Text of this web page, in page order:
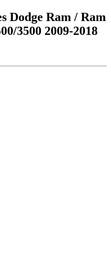
Dodge Ram / Ram
3500 2009-2018